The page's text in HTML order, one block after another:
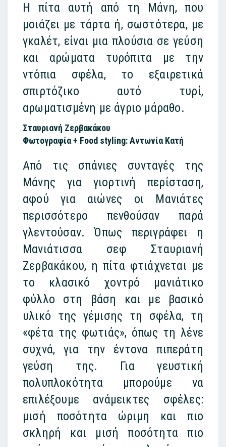
Η πίτα αυτή από τη Μάνη, που
μοιάζει με τάρτα ή, σωστότερα, με
γκαλέτ, είναι μια πλούσια σε γεύση
και αρώματα τυρόπιτα με την
ντόπια σφέλα, το εξαιρετικά
σπιρτόζικο αυτό τυρί,
αρωματισμένη με άγριο μάραθο.
Σταυριανή Ζερβακάκου
Φωτογραφία + Food styling: Αντωνία Κατή
Από τις σπάνιες συνταγές της
Μάνης για γιορτινή περίσταση,
αφού για αιώνες οι Μανιάτες
περισσότερο πενθούσαν παρά
γλεντούσαν. Όπως περιγράφει η
Μανιάτισσα σεφ Σταυριανή
Ζερβακάκου, η πίτα φτιάχνεται με
το κλασικό χοντρό μανιάτικο
φύλλο στη βάση και με βασικό
υλικό της γέμισης τη σφέλα, τη
«φέτα της φωτιάς», όπως τη λένε
συχνά, για την έντονα πιπεράτη
γεύση της. Για γευστική
πολυπλοκότητα μπορούμε να
επιλέξουμε ανάμεικτες σφέλες:
μισή ποσότητα ώριμη και πιο
σκληρή και μισή ποσότητα πιο